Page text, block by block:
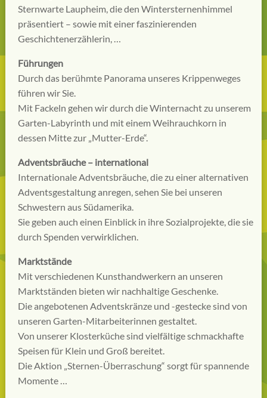
Sternwarte Laupheim, die den Wintersternenhimmel
präsentiert – sowie mit einer faszinierenden
Geschichtenerzählerin, …
Führungen
Durch das berühmte Panorama unseres Krippenweges
führen wir Sie.
Mit Fackeln gehen wir durch die Winternacht zu unserem
Garten-Labyrinth und mit einem Weihrauchkorn in
dessen Mitte zur „Mutter-Erde“.
Adventsbräuche – international
Internationale Adventsbräuche, die zu einer alternativen
Adventsgestaltung anregen, sehen Sie bei unseren
Schwestern aus Südamerika.
Sie geben auch einen Einblick in ihre Sozialprojekte, die sie
durch Spenden verwirklichen.
Marktstände
Mit verschiedenen Kunsthandwerkern an unseren
Marktständen bieten wir nachhaltige Geschenke.
Die angebotenen Adventskränze und -gestecke sind von
unseren Garten-Mitarbeiterinnen gestaltet.
Von unserer Klosterküche sind vielfältige schmackhafte
Speisen für Klein und Groß bereitet.
Die Aktion „Sternen-Überraschung“ sorgt für spannende
Momente …